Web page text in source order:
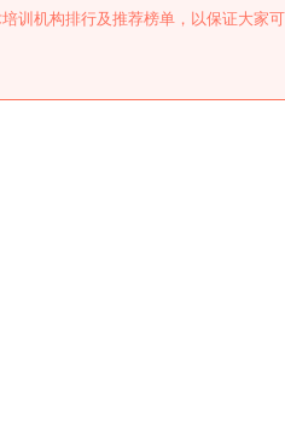
训机构排行及推荐榜单，以保证大家